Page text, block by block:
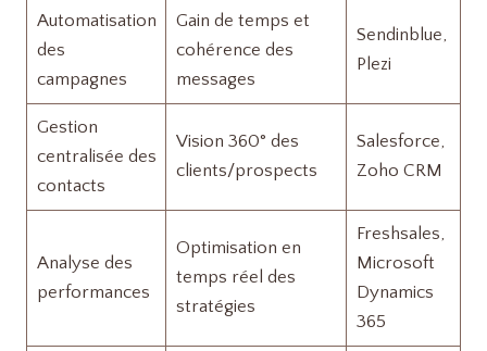
Automatisation
des
campagnes
Gain de temps et
cohérence des
messages
Sendinblue,
Plezi
Gestion
centralisée des
contacts
Vision 360° des
clients/prospects
Salesforce,
Zoho CRM
Analyse des
performances
Optimisation en
temps réel des
stratégies
Freshsales,
Microsoft
Dynamics
365